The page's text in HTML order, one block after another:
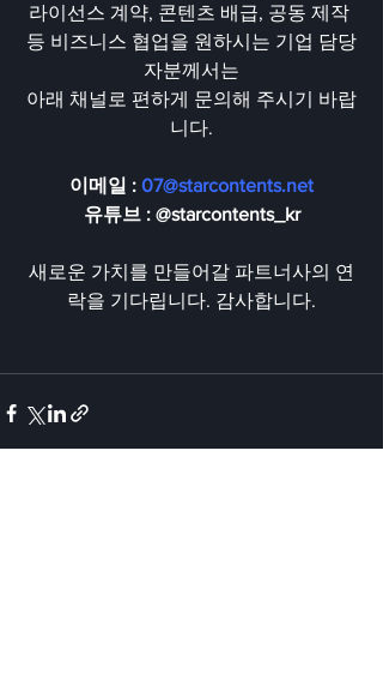
라이선스 계약, 콘텐츠 배급, 공동 제작
등 비즈니스 협업을 원하시는 기업 담당
자분께서는
아래 채널로 편하게 문의해 주시기 바랍
니다.
이메일 : 07@starcontents.net
유튜브 : @starcontents_kr
새로운 가치를 만들어갈 파트너사의 연
락을 기다립니다. 감사합니다.